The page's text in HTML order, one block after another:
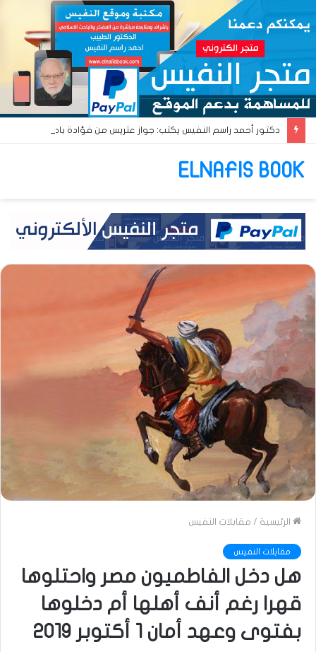
ELNAFIS BOOK
الرئيسية / مقابلات النفيس
مقابلات النفيس
هل دخل الفاطميون مصر واحتلوها
قهرا رغم أنف أهلها أم دخلوها
بفتوى وعهد أمان 1 أكتوبر 2019